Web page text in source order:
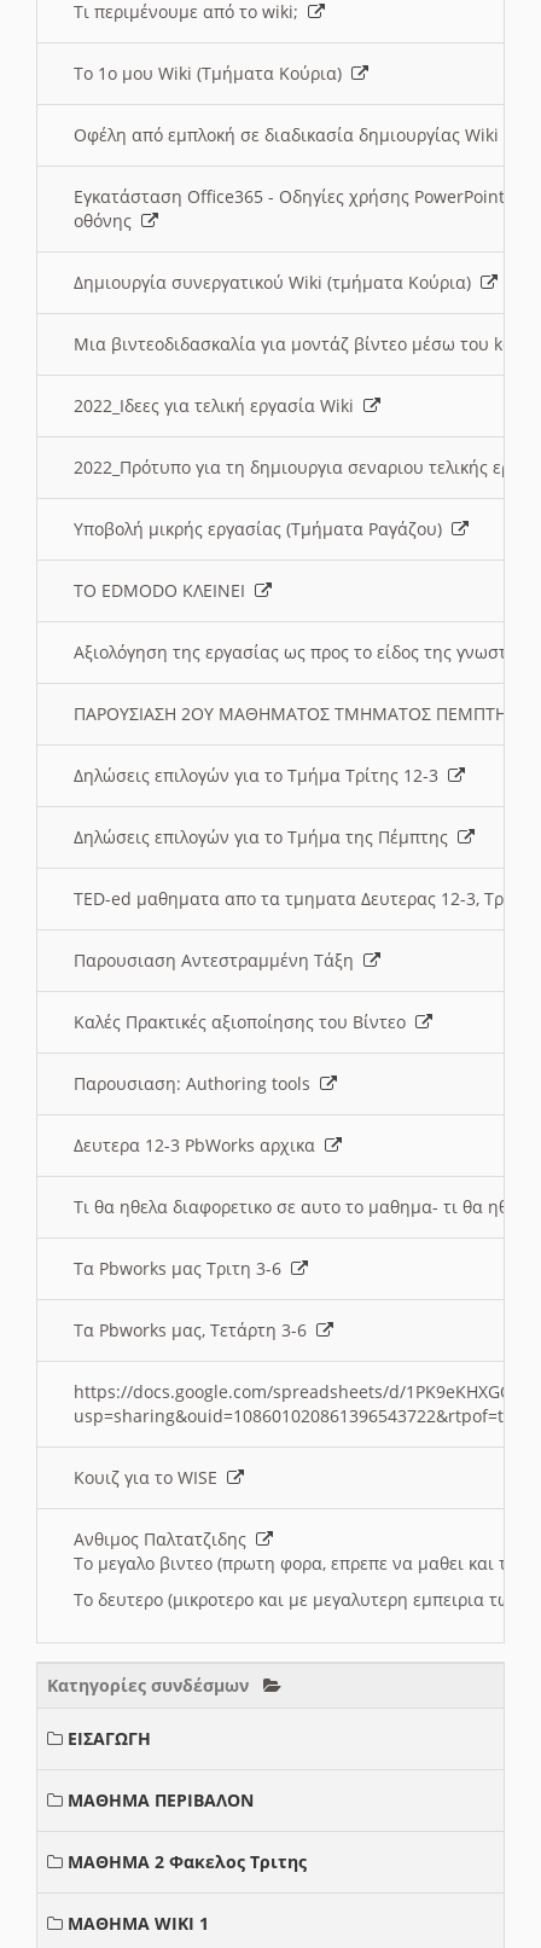
Τι περιμένουμε από το wiki;
Το 1ο μου Wiki (Τμήματα Κούρια)
Οφέλη από εμπλοκή σε διαδικασία δημιουργίας Wiki
Εγκατάσταση Office365 - Οδηγίες χρήσης PowerPoint
οθόνης
Δημιουργία συνεργατικού Wiki (τμήματα Κούρια)
Μια βιντεοδιδασκαλία για μοντάζ βίντεο μέσω του
2022_Ιδεες για τελική εργασία Wiki
2022_Πρότυπο για τη δημιουργια σεναριου τελικής
Υποβολή μικρής εργασίας (Τμήματα Ραγάζου)
ΤΟ EDMODO ΚΛΕΙΝΕΙ
Αξιολόγηση της εργασίας ως προς το είδος της
ΠΑΡΟΥΣΙΑΣΗ 2ΟΥ ΜΑΘΗΜΑΤΟΣ ΤΜΗΜΑΤΟΣ
Δηλώσεις επιλογών για το Τμήμα Τρίτης 12-3
Δηλώσεις επιλογών για το Τμήμα της Πέμπτης
TED-ed μαθηματα απο τα τμηματα Δευτερας 12-3,
Παρουσιαση Αντεστραμμένη Τάξη
Καλές Πρακτικές αξιοποίησης του Βίντεο
Παρουσιαση: Authoring tools
Δευτερα 12-3 PbWorks αρχικα
Τι θα ηθελα διαφορετικο σε αυτο το μαθημα- τι θα
Τα Pbworks μας Τριτη 3-6
Τα Pbworks μας, Τετάρτη 3-6
https://docs.google.com/spreadsheets/d/
Κουιζ για το WISE
Ανθιμος Παλτατζιδης
Το μεγαλο βιντεο (πρωτη φορα, επρεπε να μαθει και το
Το δευτερο (μικροτερο και με μεγαλυτερη εμπειρια
Κατηγορίες συνδέσμων
ΕΙΣΑΓΩΓΗ
ΜΑΘΗΜΑ ΠΕΡΙΒΑΛΟΝ
ΜΑΘΗΜΑ 2 Φακελος Τριτης
ΜΑΘΗΜΑ WIKI 1